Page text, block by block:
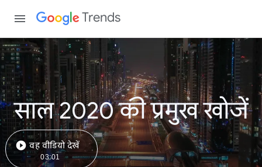
Trends
साल 2020 की प्रमुख खोजें
वह वीडियो देखें
03:01